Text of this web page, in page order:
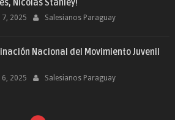
Nicolás Stanley!
2025 Salesianos Paraguay
Nacional del Movimiento Juvenil
2025 Salesianos Paraguay